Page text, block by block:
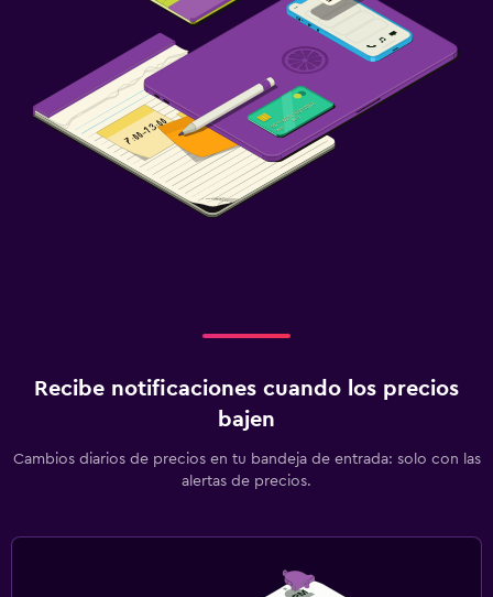
Recibe notificaciones cuando los precios
bajen
Cambios diarios de precios en tu bandeja de entrada: solo con las
alertas de precios.